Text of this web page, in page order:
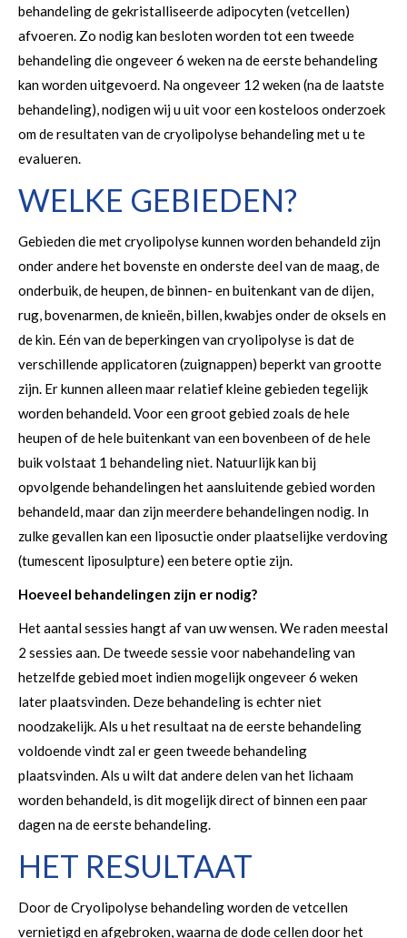
behandeling de gekristalliseerde adipocyten (vetcellen)
afvoeren. Zo nodig kan besloten worden tot een tweede
behandeling die ongeveer 6 weken na de eerste behandeling
kan worden uitgevoerd. Na ongeveer 12 weken (na de laatste
behandeling), nodigen wij u uit voor een kosteloos onderzoek
om de resultaten van de cryolipolyse behandeling met u te
evalueren.
WELKE GEBIEDEN?
Gebieden die met cryolipolyse kunnen worden behandeld zijn
onder andere het bovenste en onderste deel van de maag, de
onderbuik, de heupen, de binnen- en buitenkant van de dijen,
rug, bovenarmen, de knieën, billen, kwabjes onder de oksels en
de kin. Eén van de beperkingen van cryolipolyse is dat de
verschillende applicatoren (zuignappen) beperkt van grootte
zijn. Er kunnen alleen maar relatief kleine gebieden tegelijk
worden behandeld. Voor een groot gebied zoals de hele
heupen of de hele buitenkant van een bovenbeen of de hele
buik volstaat 1 behandeling niet. Natuurlijk kan bij
opvolgende behandelingen het aansluitende gebied worden
behandeld, maar dan zijn meerdere behandelingen nodig. In
zulke gevallen kan een liposuctie onder plaatselijke verdoving
(tumescent liposulpture) een betere optie zijn.
Hoeveel behandelingen zijn er nodig?
Het aantal sessies hangt af van uw wensen. We raden meestal
2 sessies aan. De tweede sessie voor nabehandeling van
hetzelfde gebied moet indien mogelijk ongeveer 6 weken
later plaatsvinden. Deze behandeling is echter niet
noodzakelijk. Als u het resultaat na de eerste behandeling
voldoende vindt zal er geen tweede behandeling
plaatsvinden. Als u wilt dat andere delen van het lichaam
worden behandeld, is dit mogelijk direct of binnen een paar
dagen na de eerste behandeling.
HET RESULTAAT
Door de Cryolipolyse behandeling worden de vetcellen
vernietigd en afgebroken, waarna de dode cellen door het